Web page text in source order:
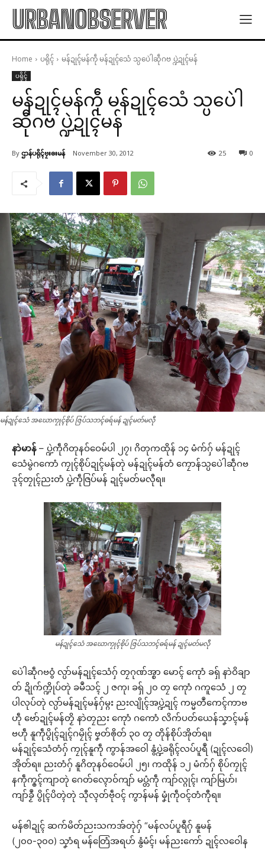
URBANOBSERVER
Home ပရိုၚ် မန်ဍုၚ်မန်ကဵု မန်ဍုၚ်သေံ သ္ပပေဲါဆဵုဂဗ ပ္ဍဲဍုၚ်မန်
ပရိုၚ်
မန်ဍုၚ်မန်ကဵု မန်ဍုၚ်သေံ သ္ပပေဲါ
ဆဵုဂဗ ပ္ဍဲဍုၚ်မန်
By ဌာန်ပရိုၚ်ဗၠးၜးမန် November 30, 2012 0
25
မန်ဍုၚ်သေံ အဃောကၠုၚ်စိုပ် ဇြပ်သဘၚ်ဓရ်မန် ဍုၚ်မတ်မလီု
နာဲမာန် – ပ္ဍဲကဵုဂိတုနဝ်ဝေမ်ပါ ၂၇၊ ဂိတုကထိုန် ၁၄ မံက်ဂှ် မန်ဍုၚ်
သေံမွဲဂကောံ ကၠုၚ်စိုပ်ဍုၚ်မန်တုဲ မန်ဍုၚ်မန်တံ ကၠောန်သ္ပပေဲါဆဵုဂဗ
ဒုၚ်တၠုၚ်ညးတံ ပ္ဍဲကဵုဇြပ်မန် ဍုၚ်မတ်မလီုရ။
မန်ဍုၚ်သေံ အဃောကၠုၚ်စိုပ် ဇြပ်သဘၚ်ဓရ်မန် ဍုၚ်မတ်မလီု
ပေဲါဆဵုဂဗဝွံ လ္ပာ်မန်ဍုၚ်သေံဂှ် တၠဂုဏ်အ္စာ မောၚ် ကေုာံ ခရှ် နာဲဝိချာ
တ် ဍိုက်က္ဍိုပ်တုဲ ခမဳသၚ် ၂ ဇကု၊ ခရှ် ၂၀ တၠ ကေုာံ ဂကူသေံ ၂ တၠ
ပါလုပ်တုဲ လ္ပာ်မန်ဍုၚ်မန်ဂှ်မ္ဂး ညးလျိုၚ်အပ္ဍဲဍုၚ် ကမ္မတဳကေၚ်ကာဗ
ဟဵု ဗော်ဍုၚ်မန်တၟိ နာဲတၠညး ကေုာံ ဂကောံ လိက်ပတ်ယေန်သၞာၚ်မန်
ဗဟဵု နူကဵုပွိုၚ်ဍုၚ်ဂမၠိုၚ် ဗၞတ်ၜိုတ် ၃၀ တၠ တိုန်စိုပ်အိုတ်ရ။
မန်ဍုၚ်သေံတံဂှ် ကၠုၚ်နူကဵု ကွာန်အဝေါ နွံပ္ဍဲခရိုၚ်လပ်ပူရဳ (ဍုၚ်လဝေါ)
အိုတ်ရ။ ညးတံဂှ် နူဂိတုနဝ်ဝေမ်ပါ ၂၅၊ ကထိုန် ၁၂ မံက်ဂှ် စိုပ်ကၠုၚ်
နကဵုက္ၜၚ်ကျာတုဲ ဂေတ်လ္ၚောဝ်ကျာ် မပ္တံကဵု ကျာ်လ္ဂုၚ်၊ ကျာ်မြဟ်၊
ကျာ်ခၟဳ ပွိုၚ်ပိတ္ၚဲတုဲ သီုလ္ၚတ်ဗဵုဝၚ် ကွာန်မန် မၞုံကဵုဝၚ်တံကီုရ။
မန်ၜါဍုၚ် ဆက်မိတ်ညးသကအ်တုဲဂှ် “မန်လပ်ပူရဳဂှ် နူမန်
(၂၀၀-၃၀၀) သၞာံရ မန်တြေံအရဟ် နွံမံၚ်၊ မန်ညးကော် ဍုၚ်လဝေါန